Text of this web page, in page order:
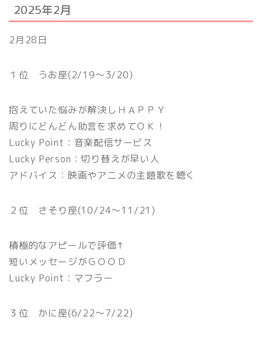
2025年2月
2月28日
１位 うお座(2/19〜3/20)
抱えていた悩みが解決しＨＡＰＰＹ
周りにどんどん助言を求めてＯＫ！
Lucky Point：音楽配信サービス
Lucky Person：切り替えが早い人
アドバイス：映画やアニメの主題歌を聴く
２位 さそり座(10/24〜11/21)
積極的なアピールで評価↑
短いメッセージがＧＯＯＤ
Lucky Point：マフラー
３位 かに座(6/22〜7/22)